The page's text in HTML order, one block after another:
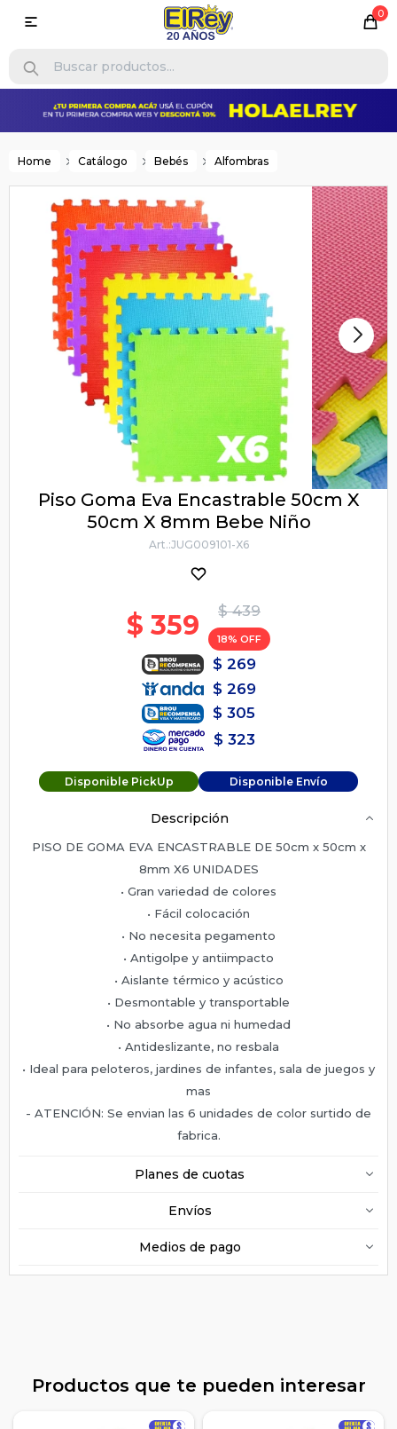
0

Home Catálogo Bebés Alfombras
Piso Goma Eva Encastrable 50cm X
50cm X 8mm Bebe Niño
JUG009101-X6
$ 439
$ 359 18
$ 269
$ 269
$ 305
$ 323
Disponible PickUp Disponible Envío
Descripción
PISO DE GOMA EVA ENCASTRABLE DE 50cm x 50cm x
8mm X6 UNIDADES
• Gran variedad de colores
• Fácil colocación
• No necesita pegamento
• Antigolpe y antiimpacto
• Aislante térmico y acústico
• Desmontable y transportable
• No absorbe agua ni humedad
• Antideslizante, no resbala
• Ideal para peloteros, jardines de infantes, sala de juegos y
mas
- ATENCIÓN: Se envian las 6 unidades de color surtido de
fabrica.
Planes de cuotas
Envíos
Medios de pago
Productos que te pueden interesar